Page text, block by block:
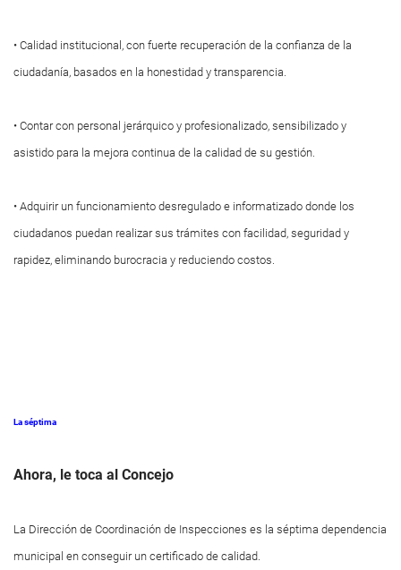
• Calidad institucional, con fuerte recuperación de la confianza de la
ciudadanía, basados en la honestidad y transparencia.
• Contar con personal jerárquico y profesionalizado, sensibilizado y
asistido para la mejora continua de la calidad de su gestión.
• Adquirir un funcionamiento desregulado e informatizado donde los
ciudadanos puedan realizar sus trámites con facilidad, seguridad y
rapidez, eliminando burocracia y reduciendo costos.
La séptima
Ahora, le toca al Concejo
La Dirección de Coordinación de Inspecciones es la séptima dependencia
municipal en conseguir un certificado de calidad.